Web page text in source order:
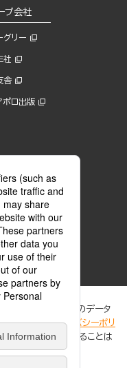
プ会社
グリー
社
舎
ポロ出版
著作権者からコンテンツ使用許諾を
録番号 第6091713号)です。
一覧はこちら。
のためにCookie等のデータ
詳細は、「プライバシーポリ
の個人情報を追跡することは